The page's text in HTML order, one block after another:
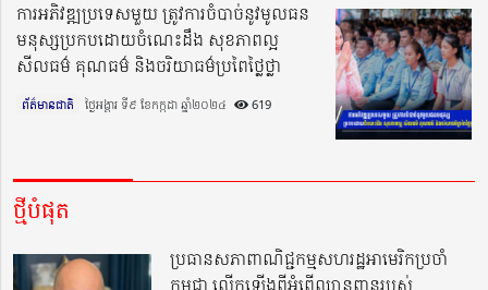
ការអភិវឌ្ឍប្រទេសមួយ ត្រូវការចំបាច់នូវមូលធន
មនុស្សប្រកបដោយចំណេះដឹង សុខភាពល្អ
សីលធម៌ គុណធម៌ និងចរិយាធម៌ប្រពៃថ្លៃថ្លា
ព័ត៌មានជាតិ ថ្ងៃអង្គារ ទី៩ ខែកក្កដា ឆ្នាំ២០២៤​ 619
ថ្មីបំផុត
ប្រធានសភាពាណិជ្ជកម្មសហរដ្ឋអាមេរិកប្រចាំ
កម្ពុជា លើកឡើងពីអំពើឈ្លានពានរបស់